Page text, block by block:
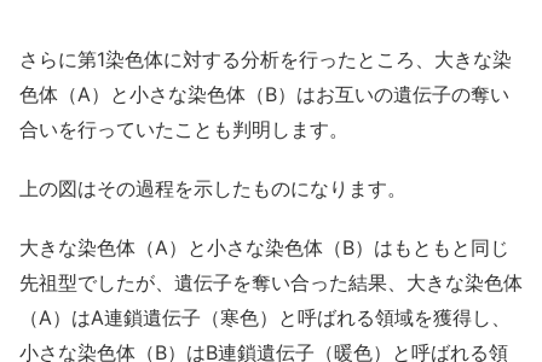
さらに第1染色体に対する分析を行ったところ、大きな染
色体（A）と小さな染色体（B）はお互いの遺伝子の奪い
合いを行っていたことも判明します。
上の図はその過程を示したものになります。
大きな染色体（A）と小さな染色体（B）はもともと同じ
先祖型でしたが、遺伝子を奪い合った結果、大きな染色体
（A）はA連鎖遺伝子（寒色）と呼ばれる領域を獲得し、
小さな染色体（B）はB連鎖遺伝子（暖色）と呼ばれる領